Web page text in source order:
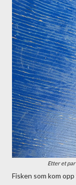
Etter et
Fisken som kom